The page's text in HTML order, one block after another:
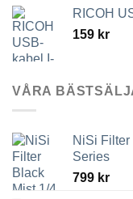
RICOH
159 kr
VÅRA
NiSi
Series
799 kr